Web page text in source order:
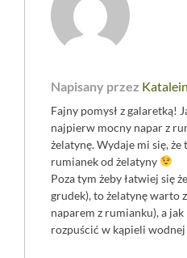
Napisany przez Katalein
Fajny pomysł z galaretką!
najpierw mocny napar z
żelatynę. Wydaje mi się,
rumianek od żelatyny
Poza tym żeby łatwiej się
grudek), to żelatynę warto
naparem z rumianku), a
rozpuścić w kąpieli wodnej